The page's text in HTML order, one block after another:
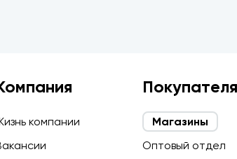
компании
Магазины
Оптовый отдел